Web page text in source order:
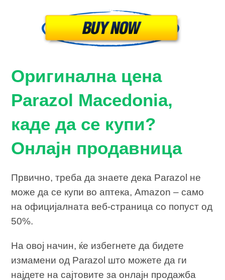
Оригинална цена
Parazol Macedonia,
каде да се купи?
Онлајн продавница
Првично, треба да знаете дека Parazol не
може да се купи во аптека, Amazon – само
на официјалната веб-страница со попуст од
50%.
На овој начин, ќе избегнете да бидете
измамени од Parazol што можете да ги
најдете на сајтовите за онлајн продажба